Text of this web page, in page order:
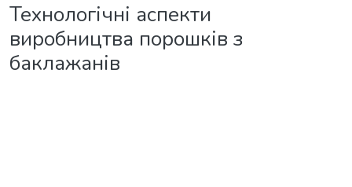
Технологічні аспекти
виробництва порошків з
баклажанів